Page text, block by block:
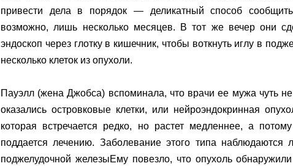
привести дела в порядок — деликатный способ
возможно, лишь несколько месяцев. В тот же вечер они
эндоскоп через глотку в кишечник, чтобы воткнуть иглу в
несколько клеток из опухоли.
Пауэлл (жена Джобса) вспоминала, что врачи ее мужа чуть
оказались островковые клетки, или нейроэндокринная
которая встречается редко, но растет медленнее, а
поддается лечению. Заболевание этого типа
поджелудочной железыЕму повезло, что опухоль